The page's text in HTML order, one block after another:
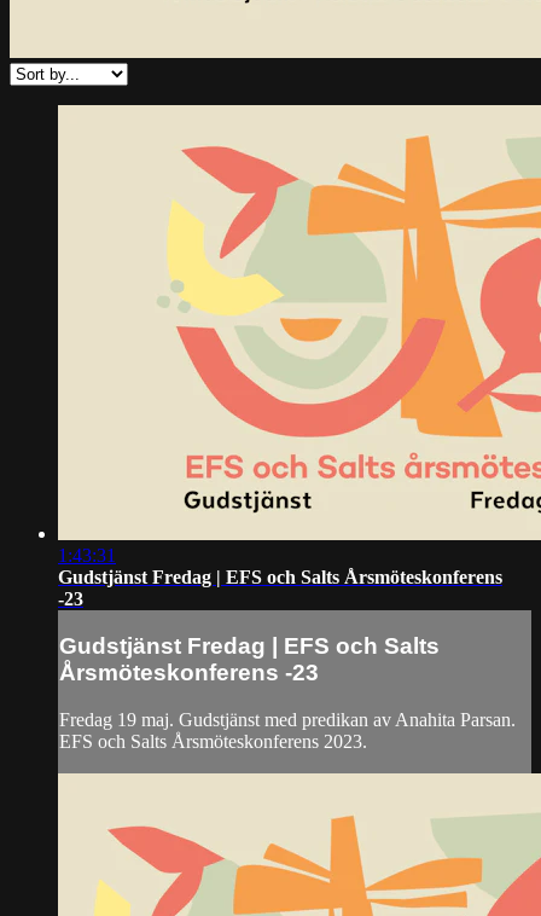
1:43:31
Gudstjänst Fredag | EFS och Salts Årsmöteskonferens
-23
Gudstjänst Fredag | EFS och Salts
Årsmöteskonferens -23
Fredag 19 maj. Gudstjänst med predikan av Anahita Parsan.
EFS och Salts Årsmöteskonferens 2023.